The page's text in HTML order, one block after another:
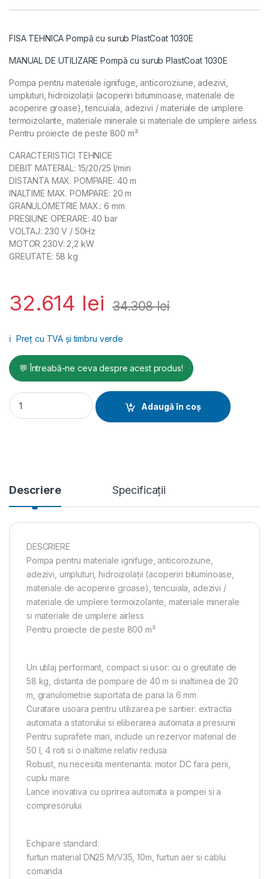
FISA TEHNICA Pompă cu surub PlastCoat 1030E
MANUAL DE UTILIZARE Pompă cu surub PlastCoat 1030E
Pompa pentru materiale ignifuge, anticoroziune, adezivi,
umpluturi, hidroizolații (acoperiri bituminoase, materiale de
acoperire groase), tencuiala, adezivi / materiale de umplere
termoizolante, materiale minerale si materiale de umplere airless
Pentru proiecte de peste 800 m²
CARACTERISTICI TEHNICE
DEBIT MATERIAL: 15/20/25 l/min
DISTANTA MAX. POMPARE: 40 m
INALTIME MAX. POMPARE: 20 m
GRANULOMETRIE MAX.: 6 mm
PRESIUNE OPERARE: 40 bar
VOLTAJ: 230 V / 50Hz
MOTOR 230V: 2,2 kW
GREUTATE: 58 kg
32.614 lei 34.308lei
ℹ️ Preț cu TVA și timbru verde
💬 Întreabă-ne ceva despre acest produs!
Pompă cu surub PlastCoat 1030E Spraypack, debit material
Adaugă în coș
Descriere Specificații
DESCRIERE
Pompa pentru materiale ignifuge, anticoroziune,
adezivi, umpluturi, hidroizolații (acoperiri bituminoase,
materiale de acoperire groase), tencuiala, adezivi /
materiale de umplere termoizolante, materiale minerale
si materiale de umplere airless
Pentru proiecte de peste 800 m²
Un utilaj performant, compact si usor: cu o greutate de
58 kg, distanta de pompare de 40 m si inaltimea de 20
m, granulometrie suportata de pana la 6 mm
Curatare usoara pentru utilizarea pe santier: extractia
automata a statorului si eliberarea automata a presiunii
Pentru suprafete mari, include un rezervor material de
50 l, 4 roti si o inaltime relativ redusa
Robust, nu necesita mentenanta: motor DC fara perii,
cuplu mare
Lance inovativa cu oprirea automata a pompei si a
compresorului
Echipare standard:
furtun material DN25 M/V35, 10m, furtun aer si cablu
comanda